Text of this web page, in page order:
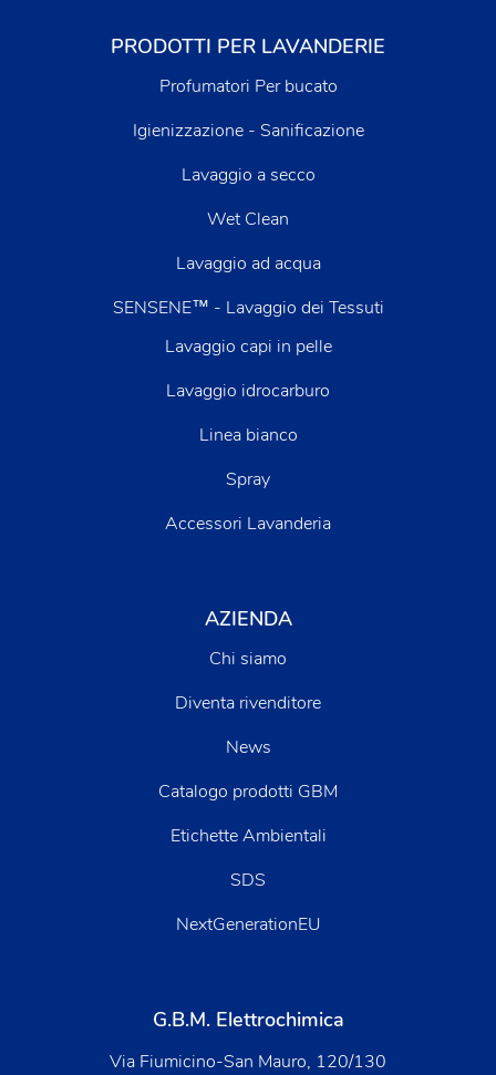
PRODOTTI PER LAVANDERIE
Profumatori Per bucato
Igienizzazione - Sanificazione
Lavaggio a secco
Wet Clean
Lavaggio ad acqua
SENSENE™ - Lavaggio dei Tessuti
Lavaggio capi in pelle
Lavaggio idrocarburo
Linea bianco
Spray
Accessori Lavanderia
AZIENDA
Chi siamo
Diventa rivenditore
News
Catalogo prodotti GBM
Etichette Ambientali
SDS
NextGenerationEU
G.B.M. Elettrochimica
Via Fiumicino-San Mauro, 120/130